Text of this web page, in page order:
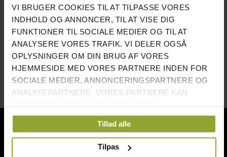
VI BRUGER COOKIES TIL AT TILPASSE VORES
INDHOLD OG ANNONCER, TIL AT VISE DIG
FUNKTIONER TIL SOCIALE MEDIER OG TIL AT
ANALYSERE VORES TRAFIK. VI DELER OGSÅ
OPLYSNINGER OM DIN BRUG AF VORES
HJEMMESIDE MED VORES PARTNERE INDEN FOR
SOCIALE MEDIER, ANNONCERINGSPARTNERE OG
ANALYSEPARTNERE. VORES PARTNERE KAN
KOMBINERE DISSE DATA MED ANDRE
OPLYSNINGER, DU HAR GIVET DEM, ELLER SOM DE
HAR INDSAMLET FRA DIN BRUG AF DERES
TJENESTER.
Tillad alle
Tilpas
NÖJDA KUNDER